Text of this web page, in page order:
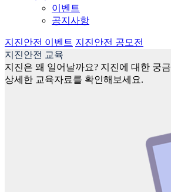
이벤트
공지사항
지진안전 이벤트 지진안전 공모전
지진안전 교육
지진은 왜 일어날까요? 지진에 대한 궁
상세한 교육자료를 확인해보세요.